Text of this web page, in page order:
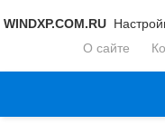
WINDXP.COM.RU
О сайте